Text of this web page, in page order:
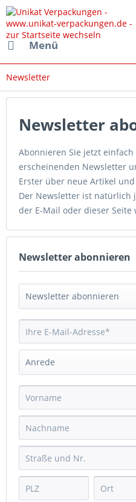
Menü
Newsletter
Newsletter
Abonnieren Sie jetzt
erscheinenden Newsletter
Erster über neue Artikel
Der Newsletter ist natürlich
der E-Mail oder dieser
Newsletter abonnieren